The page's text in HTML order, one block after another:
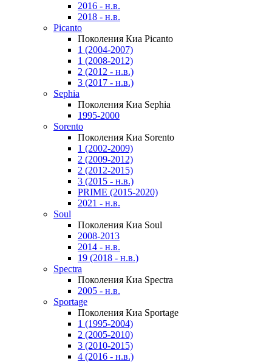
2016 - н.в.
2018 - н.в.
Picanto
Поколения Киа Picanto
1 (2004-2007)
1 (2008-2012)
2 (2012 - н.в.)
3 (2017 - н.в.)
Sephia
Поколения Киа Sephia
1995-2000
Sorento
Поколения Киа Sorento
1 (2002-2009)
2 (2009-2012)
2 (2012-2015)
3 (2015 - н.в.)
PRIME (2015-2020)
2021 - н.в.
Soul
Поколения Киа Soul
2008-2013
2014 - н.в.
19 (2018 - н.в.)
Spectra
Поколения Киа Spectra
2005 - н.в.
Sportage
Поколения Киа Sportage
1 (1995-2004)
2 (2005-2010)
3 (2010-2015)
4 (2016 - н.в.)